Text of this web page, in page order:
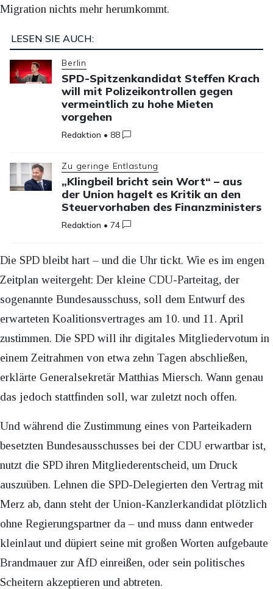
Migration nichts mehr herumkommt.
LESEN SIE AUCH:
Berlin
SPD-Spitzenkandidat Steffen Krach
will mit Polizeikontrollen gegen
vermeintlich zu hohe Mieten
vorgehen
Redaktion • 88
Zu geringe Entlastung
„Klingbeil bricht sein Wort“ – aus
der Union hagelt es Kritik an den
Steuervorhaben des Finanzministers
Redaktion •74
Die SPD bleibt hart – und die Uhr tickt. Wie es im engen
Zeitplan weitergeht: Der kleine CDU-Parteitag, der
sogenannte Bundesausschuss, soll dem Entwurf des
erwarteten Koalitionsvertrages am 10. und 11. April
zustimmen. Die SPD will ihr digitales Mitgliedervotum in
einem Zeitrahmen von etwa zehn Tagen abschließen,
erklärte Generalsekretär Matthias Miersch. Wann genau
das jedoch stattfinden soll, war zuletzt noch offen.
Und während die Zustimmung eines von Parteikadern
besetzten Bundesausschusses bei der CDU erwartbar ist,
nutzt die SPD ihren Mitgliederentscheid, um Druck
auszuüben. Lehnen die SPD-Delegierten den Vertrag mit
Merz ab, dann steht der Union-Kanzlerkandidat plötzlich
ohne Regierungspartner da – und muss dann entweder
kleinlaut und düpiert seine mit großen Worten aufgebaute
Brandmauer zur AfD einreißen, oder sein politisches
Scheitern akzeptieren und abtreten.